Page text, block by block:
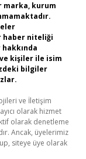
marka, kurum
haber niteliği
kişiler ile isim
bilgiler
ve İletişim
olarak hizmet
olarak denetleme
Ancak, üyelerimiz
siteye üye olarak